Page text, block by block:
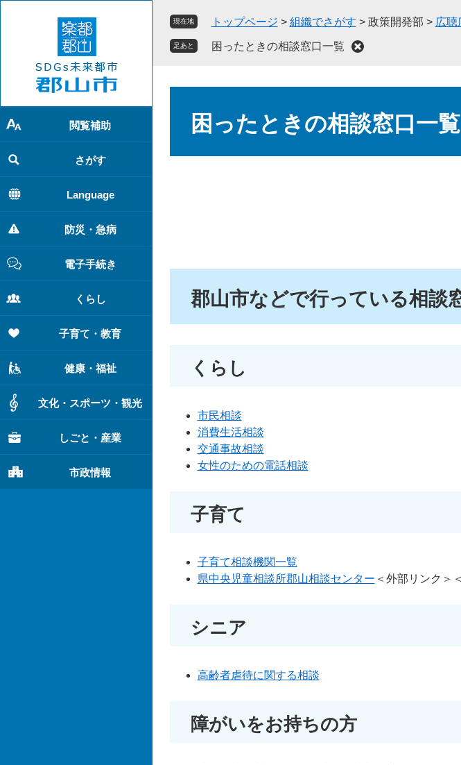
で
す
。
ば
し
て
本
文
へ
閲覧補助
さがす
Language
防災・急病
電子手続き
くらし
子育て・教育
健康・福祉
文化・スポーツ・観光
しごと・産業
市政情報
現在地 トップページ > 組織でさがす > 政策開発部 > 広聴
足あと 困ったときの相談窓口一覧
困ったときの相談窓口一覧
郡山市などで行っている相談
くらし
市民相談
消費生活相談
交通事故相談
女性のための電話相談
子育て
子育て相談機関一覧
県中央児童相談所郡山相談センター ＜外部リンク＞
シニア
高齢者虐待に関する相談
障がいをお持ちの方